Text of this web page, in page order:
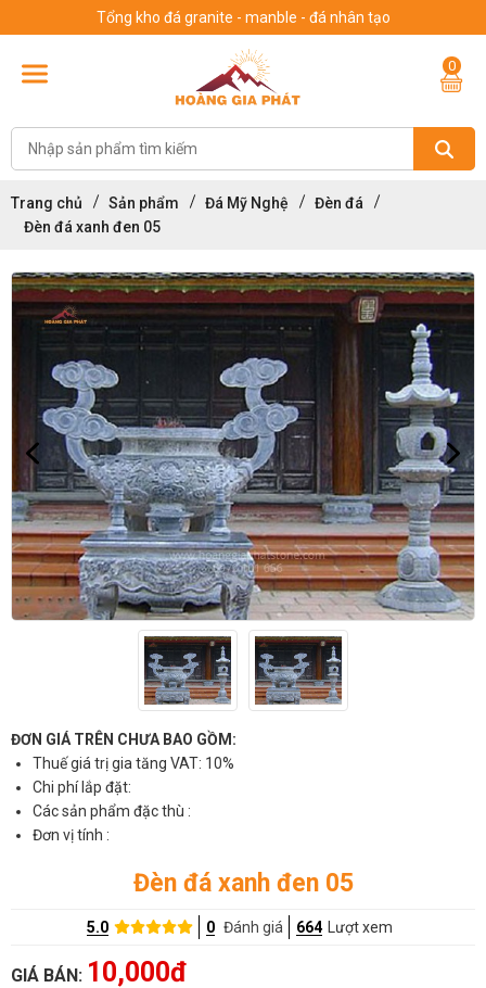
Tổng kho đá granite - manble - đá nhân tạo
0
Trang chủ Sản phẩm Đá Mỹ Nghệ
Đèn đá
Đèn đá xanh đen 05
ĐƠN GIÁ TRÊN CHƯA BAO GỒM:
Thuế giá trị gia tăng VAT: 10%
Chi phí lắp đặt:
Các sản phẩm đặc thù :
Đơn vị tính :
Đèn đá xanh đen 05
5.0 0 Đánh giá 664 Lượt xem
GIÁ BÁN: 10,000đ